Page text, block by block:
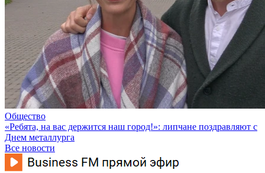
Общество
«Ребята, на вас держится наш город!»: липчане поздравляют с
Днем металлурга
Все новости